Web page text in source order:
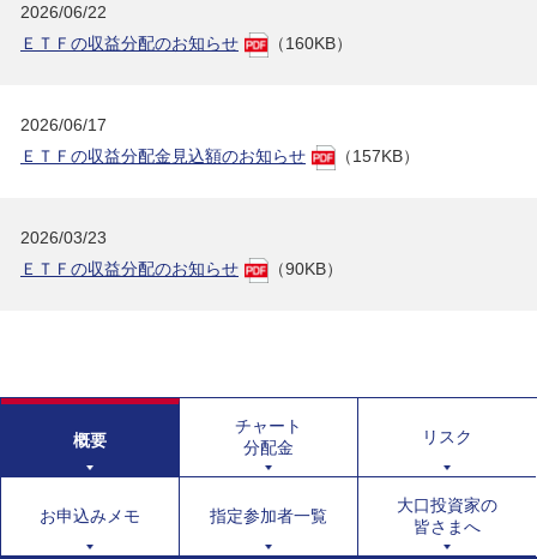
2026/06/22
ＥＴＦの収益分配のお知らせ
（160KB）
2026/06/17
ＥＴＦの収益分配金見込額のお知らせ
（157KB）
2026/03/23
ＥＴＦの収益分配のお知らせ
（90KB）
概要
チャート
分配金
リスク
お申込みメモ 指定参加者一覧
大口投資家の
皆さまへ